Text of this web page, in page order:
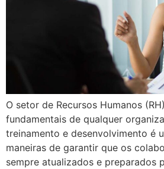
O setor de Recursos Humanos
fundamentais de qualquer
treinamento e desenvolvimento é
maneiras de garantir que os
sempre atualizados e preparados